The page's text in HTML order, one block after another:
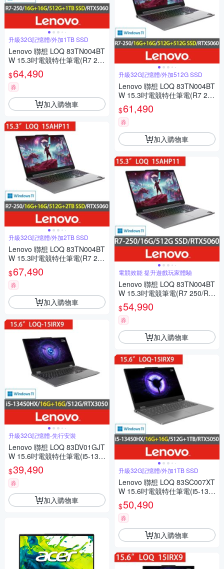
升級32G記憶體/外加1TB SSD
Lenovo 聯想 LOQ 83TN004BT
W 15.3吋電競特仕筆電(R7 25
0/RTX5060/16G+16G/512G+1
TB SSD/Win11)
$64,490
券
加入購物車
升級32G記憶體/外加2TB SSD
Lenovo 聯想 LOQ 83TN004BT
W 15.3吋電競特仕筆電(R7 25
0/RTX5060/16G+16G/512G+2
TB SSD/Win11)
$67,490
券
加入購物車
升級32G記憶體-先行安裝
Lenovo 聯想 LOQ 83DV01GJT
W 15.6吋電競特仕筆電(i5-134
50HX/RTX3050/16G+16G/512
G SSD/Win11)
$39,490
券
加入購物車
升級32G記憶體/外加512G SSD
Lenovo 聯想 LOQ 83TN004BT
W 15.3吋電競特仕筆電(R7 25
0/RTX5060/16G+16G/512G+5
12G SSD/Win11)
$61,490
券
加入購物車
電競效能 提升遊戲玩家體驗
Lenovo 聯想 LOQ 83TN004BT
W 15.3吋電競筆電(R7 250/RT
X5060/16G/512G SSD/Win11)
$54,990
券
加入購物車
升級32G記憶體/外加1TB SSD
Lenovo 聯想 LOQ 83SC007XT
W 15.6吋電競特仕筆電(i5-134
50HX/RTX5050/16G+16G/512
G+1TB SSD/Win11)
$50,490
券
加入購物車